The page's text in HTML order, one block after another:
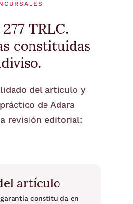
TRLC.
constituidas
del artículo y
de Adara
revisión editorial:
artículo
constituida en